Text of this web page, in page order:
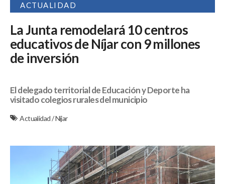
ACTUALIDAD
La Junta remodelará 10 centros
educativos de Níjar con 9 millones
de inversión
El delegado territorial de Educación y Deporte ha
visitado colegios rurales del municipio
Actualidad/Níjar